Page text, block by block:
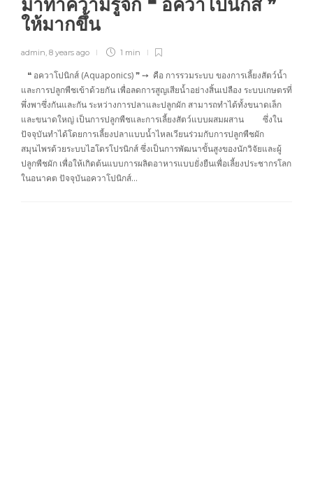
มาทำความรู้จัก ❝ อควาโปนิกส์ ❞
ให้มากขึ้น
admin, 8 years ago 1 min
❝ อควาโปนิกส์ (Aquaponics) ❞ ➙ คือ การรวมระบบ ของการเลี้ยงสัตว์น้ำ
และการปลูกพืชเข้าด้วยกัน เพื่อลดการสูญเสียน้ำอย่างสิ้นเปลือง ระบบเกษตรที่
พึ่งพาซึ่งกันและกัน ระหว่างการปลาและปลูกผัก สามารถทำได้ทั้งขนาดเล็ก
และขนาดใหญ่ เป็นการปลูกพืชและการเลี้ยงสัตว์แบบผสมผสาน ซึ่งใน
ปัจจุบันทำได้โดยการเลี้ยงปลาแบบน้ำไหลเวียนร่วมกับการปลูกพืชผัก
สมุนไพรด้วยระบบไฮโดรโปรนิกส์ ซึ่งเป็นการพัฒนาขั้นสูงของนักวิจัยและผู้
ปลูกพืชผัก เพื่อให้เกิดต้นแบบการผลิตอาหารแบบยั่งยืนเพื่อเลี้ยงประชากรโลก
ในอนาคต ปัจจุบันอควาโปนิกส์…